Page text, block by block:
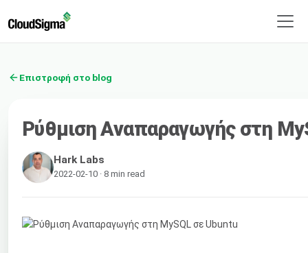
Επιστροφή στο blog
Ρύθμιση Αναπαραγωγής στη
Hark Labs
2022-02-10 · 8 min read